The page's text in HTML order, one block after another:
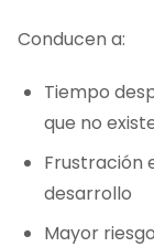
Conducen a:
Tiempo
que no
Frustración
desarrollo
Mayor